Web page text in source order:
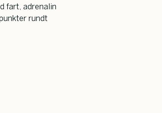
fart, adrenalin
rundt